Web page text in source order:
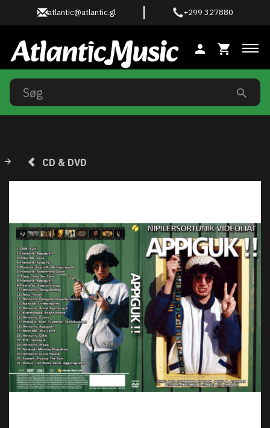
atlantic@atlantic.gl +299 327880
CD & DVD